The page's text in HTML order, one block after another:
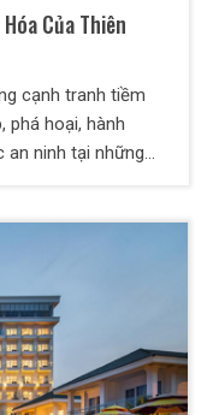
Của Thiên
cạnh tranh tiềm
phá hoại, hành
an ninh tại những
thiết bị máy
kinh tế cũng